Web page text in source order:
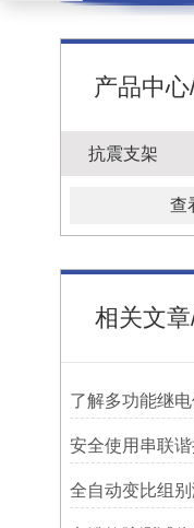
产品中
抗震支架
查
相关文
安全使用串联
全自动变比组